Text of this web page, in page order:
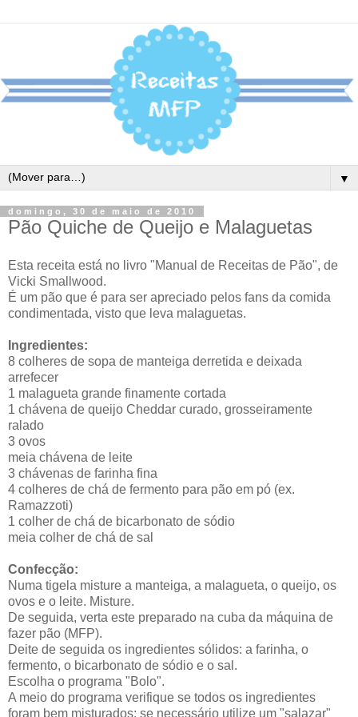
▼
domingo, 30 de maio de 2010
Pão Quiche de Queijo e Malaguetas
Esta receita está no livro "Manual de Receitas de Pão", de
Vicki Smallwood.
É um pão que é para ser apreciado pelos fans da comida
condimentada, visto que leva malaguetas.
Ingredientes:
8 colheres de sopa de manteiga derretida e deixada
arrefecer
1 malagueta grande finamente cortada
1 chávena de queijo Cheddar curado, grosseiramente
ralado
3 ovos
meia chávena de leite
3 chávenas de farinha fina
4 colheres de chá de fermento para pão em pó (ex.
Ramazzoti)
1 colher de chá de bicarbonato de sódio
meia colher de chá de sal
Confecção:
Numa tigela misture a manteiga, a malagueta, o queijo, os
ovos e o leite. Misture.
De seguida, verta este preparado na cuba da máquina de
fazer pão (MFP).
Deite de seguida os ingredientes sólidos: a farinha, o
fermento, o bicarbonato de sódio e o sal.
Escolha o programa "Bolo".
A meio do programa verifique se todos os ingredientes
foram bem misturados: se necessário utilize um "salazar"